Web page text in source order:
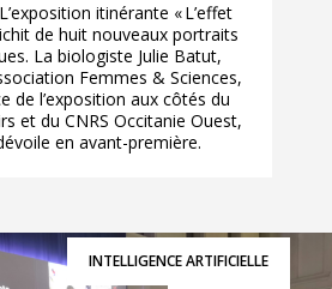
itinérante « L’effet
de huit nouveaux portraits
La biologiste Julie Batut,
Femmes & Sciences,
de l’exposition aux côtés du
et du CNRS Occitanie Ouest,
en avant-première.
INTELLIGENCE ARTIFICIELLE